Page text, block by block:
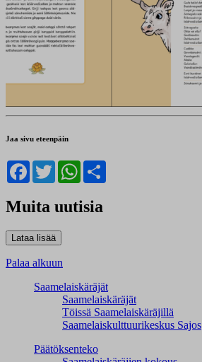
Jaa sivu eteenpäin
Facebook
TwitterWhatsApp
Muita uutisia
Palaa alkuun
Saamelaiskäräjät
Saamelaiskäräjät
Töissä Saamelaiskäräjillä
Saamelaiskulttuuri­keskus Sajos
Päätöksenteko